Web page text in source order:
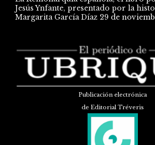
Jesús Ynfante, presentado por la
Margarita García Díaz 29 de
Publicación electrónica
de Editorial Tréveris